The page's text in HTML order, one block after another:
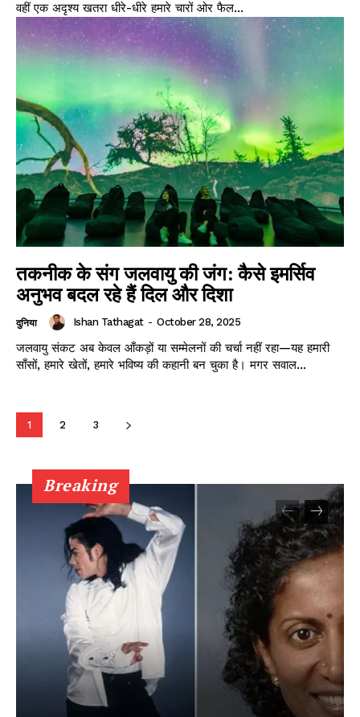
वहीं एक अदृश्य खतरा धीरे-धीरे हमारे चारों ओर फैल...
तकनीक के संग जलवायु की जंग: कैसे इमर्सिव
अनुभव बदल रहे हैं दिल और दिशा
दुनिया Ishan Tathagat - October 28, 2025
जलवायु संकट अब केवल आँकड़ों या सम्मेलनों की चर्चा नहीं रहा—यह हमारी
साँसों, हमारे खेतों, हमारे भविष्य की कहानी बन चुका है। मगर सवाल...
1 2 3
Breaking